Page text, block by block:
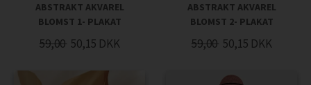
ABSTRAKT AKVAREL
BLOMST 1- PLAKAT
59,00 50,15 DKK
ABSTRAKT AKVAREL
BLOMST 2- PLAKAT
59,00 50,15 DKK